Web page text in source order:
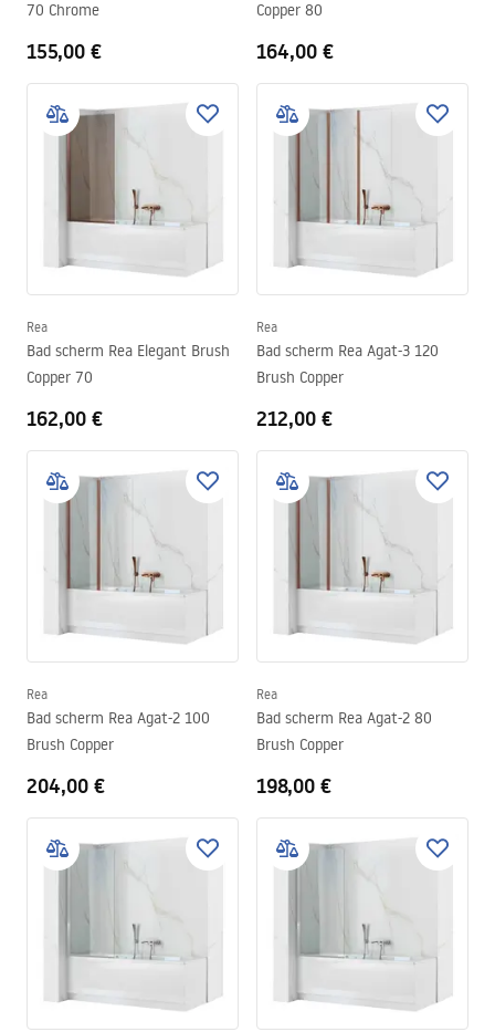
70 Chrome
155,00 €
Copper 80
164,00 €
Rea
Bad scherm Rea Elegant Brush
Copper 70
162,00 €
Rea
Bad scherm Rea Agat-3 120
Brush Copper
212,00 €
Rea
Bad scherm Rea Agat-2 100
Brush Copper
204,00 €
Rea
Bad scherm Rea Agat-2 80
Brush Copper
198,00 €